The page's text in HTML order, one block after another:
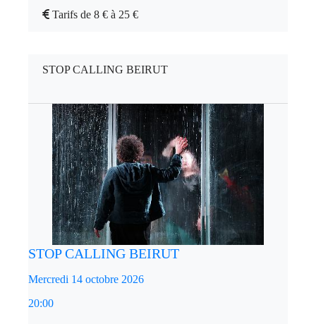
Tarifs de 8 € à 25 €
STOP CALLING BEIRUT
STOP CALLING BEIRUT
Mercredi 14 octobre 2026
20:00